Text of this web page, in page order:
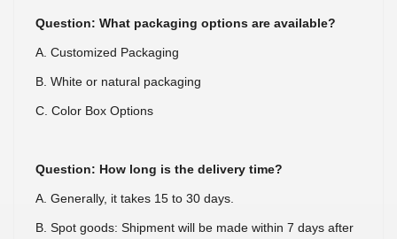
Question: What packaging options are available?
A. Customized Packaging
B. White or natural packaging
C. Color Box Options
Question: How long is the delivery time?
A. Generally, it takes 15 to 30 days.
B. Spot goods: Shipment will be made within 7 days after